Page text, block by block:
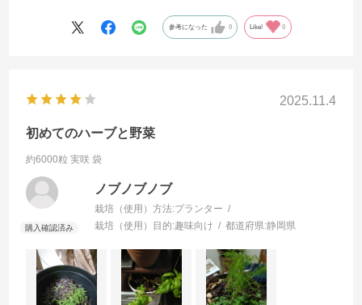
参考になった 0 Like! 0
2025.11.4
初めてのハーブと野菜
約6000粒 実咲 袋
ノブノブノブ
栽培（使用）方法:プランター
栽培（使用）目的:趣味向け 都道府県:静岡県